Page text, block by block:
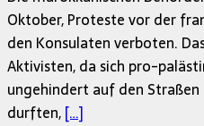
Oktober, Proteste vor der
den Konsulaten verboten.
Aktivisten, da sich pro-
ungehindert auf den Straßen
durften,[…]